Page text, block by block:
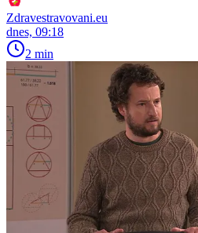
Zdravestravovani.eu
dnes, 09:18
2 min